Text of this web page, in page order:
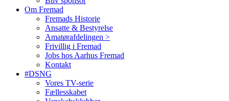
Om Fremad
Fremads Historie
Ansatte & Bestyrelse
Amatørafdelingen >
Frivillig i Fremad
Jobs hos Aarhus Fremad
Kontakt
#DSNG
Vores TV-serie
Fællesskabet